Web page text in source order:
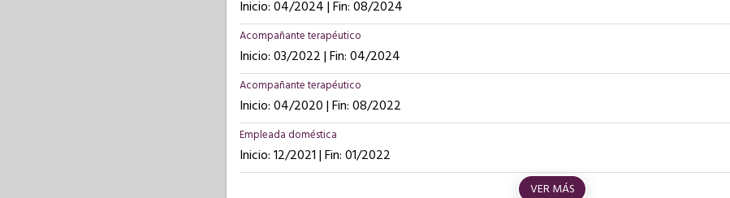
Inicio: 04/2024 | Fin: 08/2024
Acompañante terapéutico
Inicio: 03/2022 | Fin: 04/2024
Acompañante terapéutico
Inicio: 04/2020 | Fin: 08/2022
Empleada doméstica
Inicio: 12/2021 | Fin: 01/2022
VER MÁS